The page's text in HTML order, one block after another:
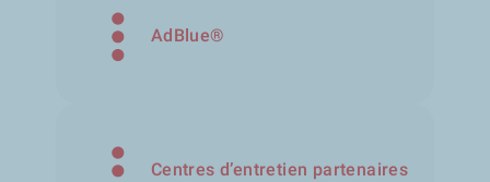
AdBlue®
Centres d’entretien partenaires